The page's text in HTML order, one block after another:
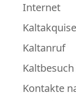
Internet
Kaltakquise
Kaltanruf
Kaltbesuch
Kontakte